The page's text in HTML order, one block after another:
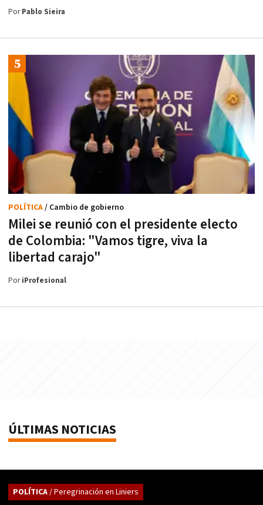
PorPablo Sieira
Milei se reunió con el presidente electo
de Colombia: "Vamos tigre, viva la
libertad carajo"
POLÍTICA/ Cambio de gobierno
PoriProfesional
ÚLTIMAS NOTICIAS
POLÍTICA/ Peregrinación en Liniers